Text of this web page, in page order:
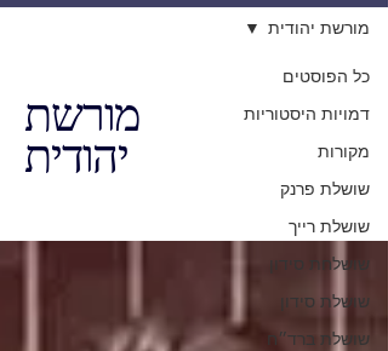
כל הפוסטים
דמויות היסטוריות
מקורות
שושלת פרנק
שושלת רייך
שושלחת סידון
שושלת סידון
שושלת ברד״ח
מורשת יהודית
מורשת
יהודית